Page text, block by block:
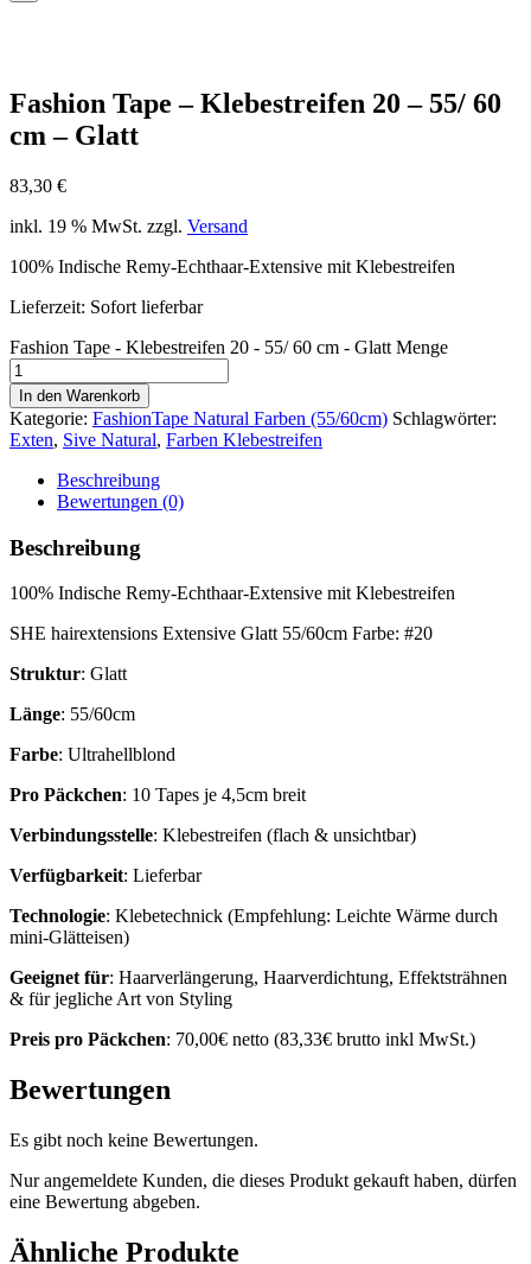
Fashion Tape – Klebestreifen 20 – 55/ 60
cm – Glatt
83,30 €
inkl. 19 % MwSt. zzgl. Versand
100% Indische Remy-Echthaar-Extensive mit Klebestreifen
Lieferzeit: Sofort lieferbar
Fashion Tape - Klebestreifen 20 - 55/ 60 cm - Glatt Menge
In den Warenkorb
Kategorie: FashionTape Natural Farben (55/60cm) Schlagwörter:
Exten, Sive Natural, Farben Klebestreifen
Beschreibung
Bewertungen (0)
Beschreibung
100% Indische Remy-Echthaar-Extensive mit Klebestreifen
SHE hairextensions Extensive Glatt 55/60cm Farbe: #20
Struktur: Glatt
Länge: 55/60cm
Farbe: Ultrahellblond
Pro Päckchen: 10 Tapes je 4,5cm breit
Verbindungsstelle: Klebestreifen (flach & unsichtbar)
Verfügbarkeit: Lieferbar
Technologie: Klebetechnick (Empfehlung: Leichte Wärme durch
mini-Glätteisen)
Geeignet für: Haarverlängerung, Haarverdichtung, Effektsträhnen
& für jegliche Art von Styling
Preis pro Päckchen: 70,00€ netto (83,33€ brutto inkl MwSt.)
Bewertungen
Es gibt noch keine Bewertungen.
Nur angemeldete Kunden, die dieses Produkt gekauft haben, dürfen
eine Bewertung abgeben.
Ähnliche Produkte